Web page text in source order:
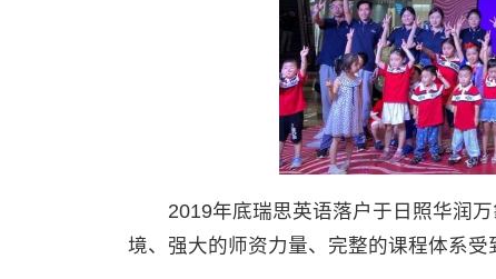
2019年底瑞思英语落户于日照华润万
境、强大的师资力量、完整的课程体系受